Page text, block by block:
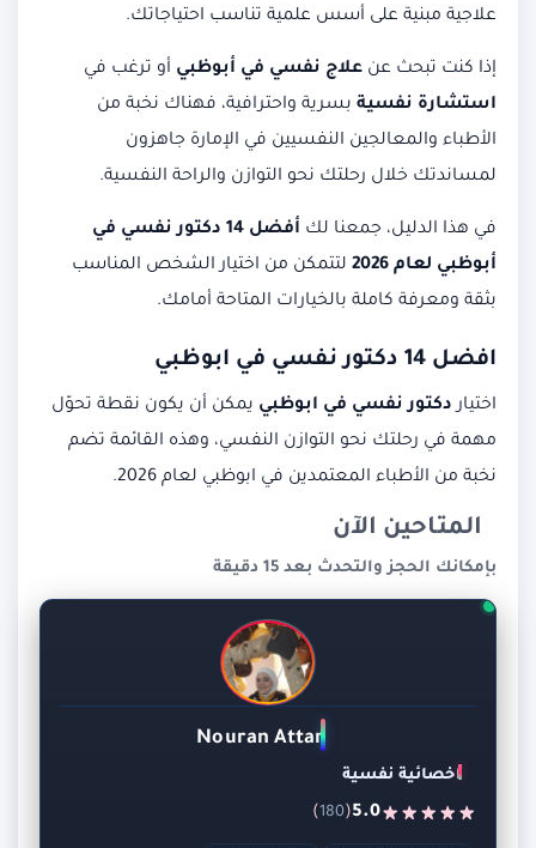
علاجية مبنية على أسس علمية تناسب احتياجاتك.
إذا كنت تبحث عن علاج نفسي في أبوظبي أو ترغب في
استشارة نفسية بسرية واحترافية، فهناك نخبة من
الأطباء والمعالجين النفسيين في الإمارة جاهزون
لمساندتك خلال رحلتك نحو التوازن والراحة النفسية.
في هذا الدليل، جمعنا لك
أفضل 14 دكتور نفسي في
أبوظبي لعام 2026
لتتمكن من اختيار الشخص المناسب
بثقة ومعرفة كاملة بالخيارات المتاحة أمامك.
افضل 14 دكتور نفسي في ابوظبي
اختياردكتور نفسي في ابوظبي يمكن أن يكون نقطة تحوّل
مهمة في رحلتك نحو التوازن النفسي، وهذه القائمة تضم
نخبة من الأطباء المعتمدين في ابوظبي لعام 2026.
المتاحين الآن
بإمكانك الحجز والتحدث بعد 15 دقيقة
Nouran Attar
اخصائية نفسية
5.0
(
180
)